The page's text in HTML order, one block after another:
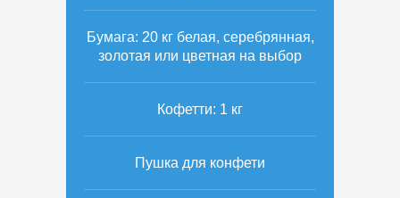
Бумага: 20 кг белая, серебрянная,
золотая или цветная на выбор
Кофетти: 1 кг
Пушка для конфети